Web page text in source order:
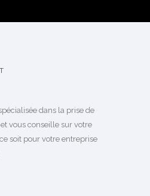
dans la prise de
vous conseille sur votre
soit pour votre entreprise